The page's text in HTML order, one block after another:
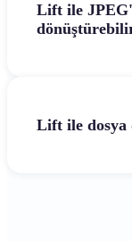
Lift ile
Lift ile dosya